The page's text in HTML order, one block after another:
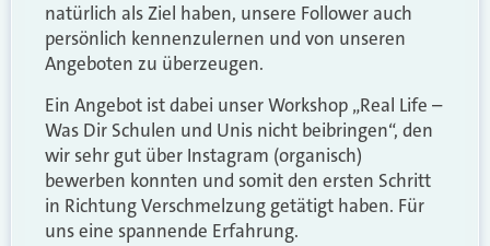
natürlich als Ziel haben, unsere Follower auch
persönlich kennenzulernen und von unseren
Angeboten zu überzeugen.
Ein Angebot ist dabei unser Workshop „Real Life –
Was Dir Schulen und Unis nicht beibringen“, den
wir sehr gut über Instagram (organisch)
bewerben konnten und somit den ersten Schritt
in Richtung Verschmelzung getätigt haben. Für
uns eine spannende Erfahrung.